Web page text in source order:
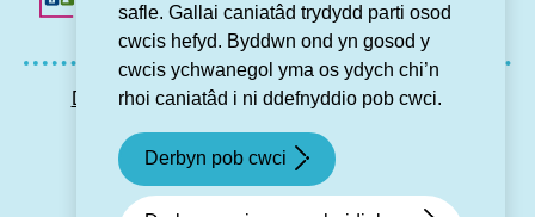
safle. Gallai caniatâd trydydd parti osod
cwcis hefyd. Byddwn ond yn gosod y
cwcis ychwanegol yma os ydych chi’n
rhoi caniatâd i ni ddefnyddio pob cwci.
Derbyn pob cwci
Datganiad hygyrchedd
Preifatrwydd GDPR
© Grŵp Cynefin 2024.Gwefan gan Connect